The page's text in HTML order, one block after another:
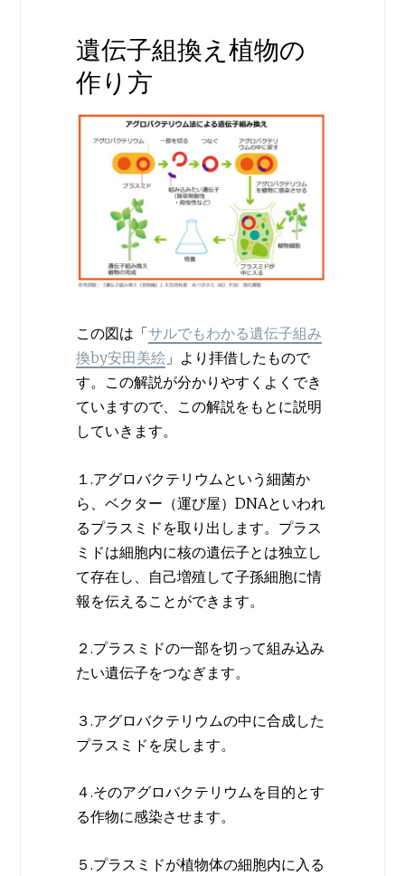
遺伝子組換え植物の
作り方
この図は「サルでもわかる遺伝子組み
換by安田美絵」より拝借したもので
す。この解説が分かりやすくよくでき
ていますので、この解説をもとに説明
していきます。
１.アグロバクテリウムという細菌か
ら、ベクター（運び屋）DNAといわれ
るプラスミドを取り出します。プラス
ミドは細胞内に核の遺伝子とは独立し
て存在し、自己増殖して子孫細胞に情
報を伝えることができます。
２.プラスミドの一部を切って組み込み
たい遺伝子をつなぎます。
３.アグロバクテリウムの中に合成した
プラスミドを戻します。
４.そのアグロバクテリウムを目的とす
る作物に感染させます。
５.プラスミドが植物体の細胞内に入る